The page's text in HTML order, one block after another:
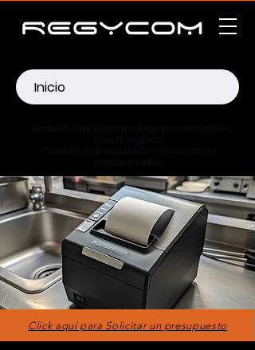
Inicio
También ofrecemos modelos personalizables
para tu negocio.
Consulta tu presupuesto y encuentra la
impresora ideal.
Click aquí para Solicitar un presupuesto